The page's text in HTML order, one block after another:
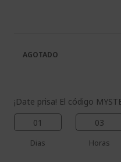
imágenes
galería
¡Date prisa! El código
01
Dias
03
Horas
AGOTADO